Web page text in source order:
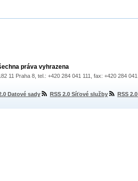
práva vyhrazena
11 Praha 8, tel.: +420 284 041 111, fax: +420 284
Datové sady RSS 2.0 Síťové služby RSS